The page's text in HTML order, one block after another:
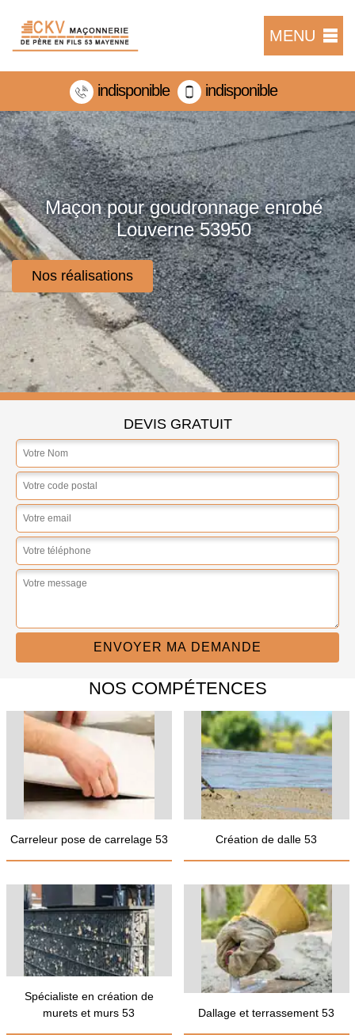
MENU
indisponible indisponible
Maçon pour goudronnage enrobé
Louverne 53950
Nos réalisations
DEVIS GRATUIT
NOS COMPÉTENCES
Carreleur pose de carrelage 53 Création de dalle 53
Spécialiste en création de
murets et murs 53
Dallage et terrassement 53